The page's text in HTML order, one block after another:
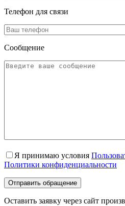
Телефон для связи
Сообщение
Я принимаю условия
Политики конфиденциальности
Оставить заявку через сайт